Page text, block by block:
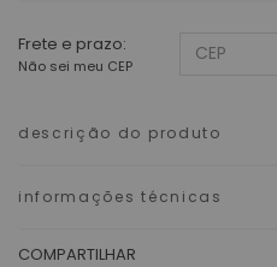
Frete e prazo:
Não sei meu CEP
descrição do produto
informações técnicas
COMPARTILHAR